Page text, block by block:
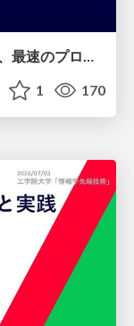
AIと1000本ノックしてたどり着いた、最速のプロダクト開発 ～toC向けAIエージェントUXを、動く選択肢とAIキャパシティで設計する～
1 170